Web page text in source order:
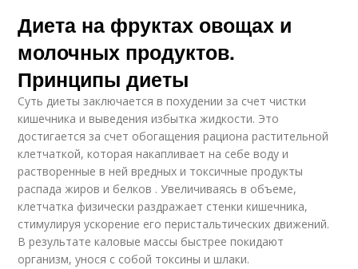
Диета на фруктах овощах и
молочных продуктов.
Принципы диеты
Суть диеты заключается в похудении за счет чистки
кишечника и выведения избытка жидкости. Это
достигается за счет обогащения рациона растительной
клетчаткой, которая накапливает на себе воду и
растворенные в ней вредных и токсичные продукты
распада жиров и белков . Увеличиваясь в объеме,
клетчатка физически раздражает стенки кишечника,
стимулируя ускорение его перистальтических движений.
В результате каловые массы быстрее покидают
организм, унося с собой токсины и шлаки.